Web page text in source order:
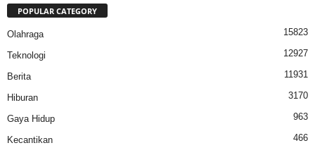
POPULAR CATEGORY
Olahraga 15823
Teknologi 12927
Berita 11931
Hiburan 3170
Gaya Hidup 963
Kecantikan 466